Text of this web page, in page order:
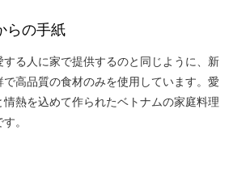
らの手紙
する人に家で提供するのと同じように、新
で高品質の食材のみを使用しています。愛
情熱を込めて作られたベトナムの家庭料理
。